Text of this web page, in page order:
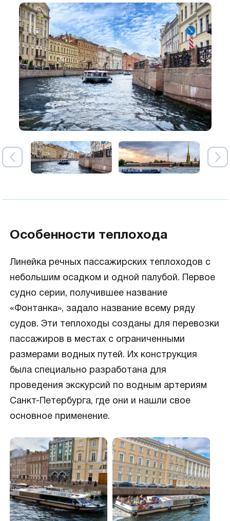
Особенности теплохода
Линейка речных пассажирских теплоходов с
небольшим осадком и одной палубой. Первое
судно серии, получившее название
«Фонтанка», задало название всему ряду
судов. Эти теплоходы созданы для перевозки
пассажиров в местах с ограниченными
размерами водных путей. Их конструкция
была специально разработана для
проведения экскурсий по водным артериям
Санкт-Петербурга, где они и нашли свое
основное применение.